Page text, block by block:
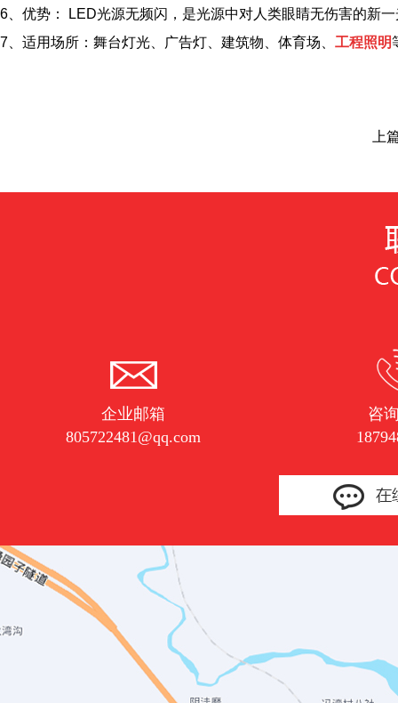
6、优势： LED光源无频闪，是光源中对人类眼睛无伤害的新
7、适用场所：舞台灯光、广告灯、建筑物、体育场、 工程照明
上
企业邮箱
805722481@qq.com
咨